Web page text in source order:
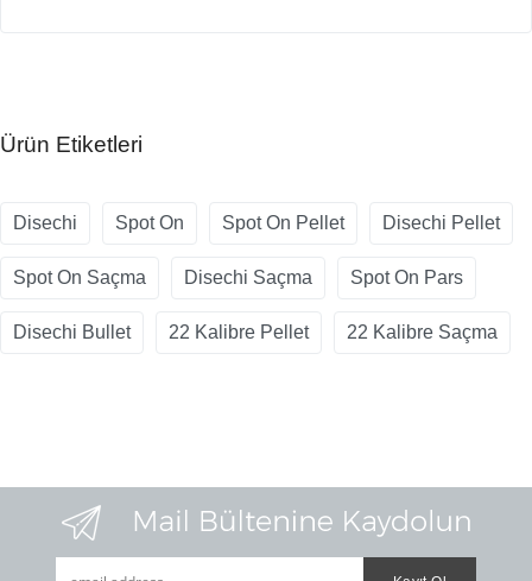
Ürün Etiketleri
Disechi Spot On Spot On Pellet Disechi Pellet
Spot On Saçma Disechi Saçma Spot On Pars
Disechi Bullet 22 Kalibre Pellet 22 Kalibre Saçma